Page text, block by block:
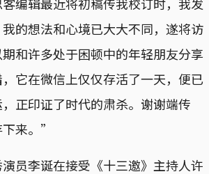
编辑最近将初稿传我校订时，我发
的想法和心境已大大不同，遂将访
和许多处于困顿中的年轻朋友分享
它在微信上仅仅存活了一天，便已
正印证了时代的肃杀。谢谢端传
来。”
员李诞在接受《十三邀》主持人许